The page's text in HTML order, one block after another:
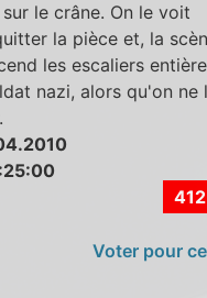
le crâne. On le voit
la pièce et, la
les escaliers
nazi, alors qu'on ne
Voter pour